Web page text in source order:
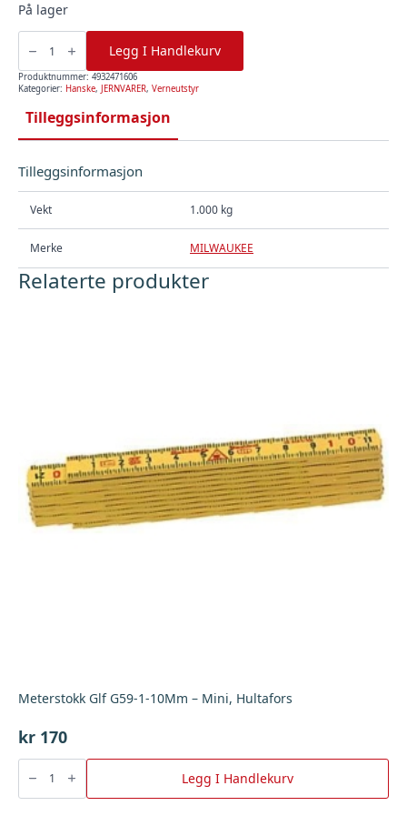
På lager
HANSKER
VINTER
-
M/8
-
Milwaukee
Legg I Handlekurv
Produktnummer: 4932471606
Kategorier: Hanske, JERNVARER, Verneutstyr
Tilleggsinformasjon
Tilleggsinformasjon
Vekt 1.000 kg
Merke MILWAUKEE
Relaterte produkter
Meterstokk Glf G59-1-10Mm – Mini, Hultafors
kr 170
Meterstokk
G59-
1-
Legg I Handlekurv